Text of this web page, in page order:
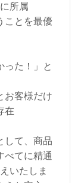
所属
ことを最優
った！」と
お客様だけ
在
して、商品
べてに精通
いたしま